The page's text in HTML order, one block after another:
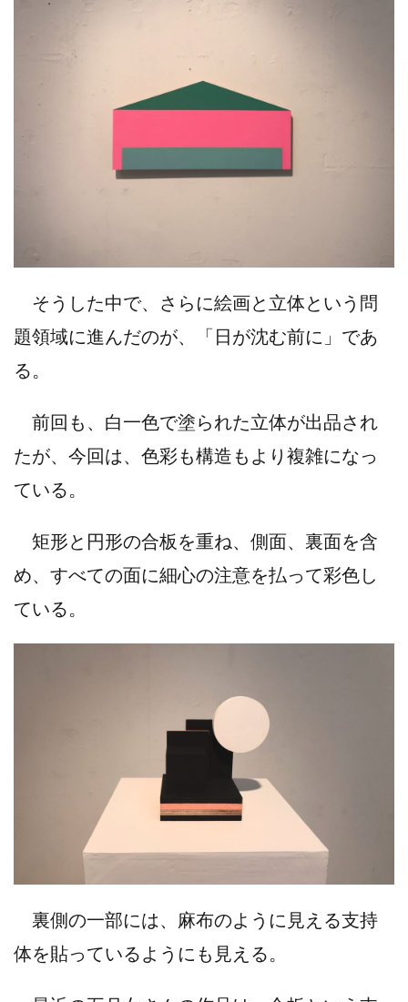
そうした中で、さらに絵画と立体という問
題領域に進んだのが、「日が沈む前に」であ
る。
前回も、白一色で塗られた立体が出品され
たが、今回は、色彩も構造もより複雑になっ
ている。
矩形と円形の合板を重ね、側面、裏面を含
め、すべての面に細心の注意を払って彩色し
ている。
裏側の一部には、麻布のように見える支持
体を貼っているようにも見える。